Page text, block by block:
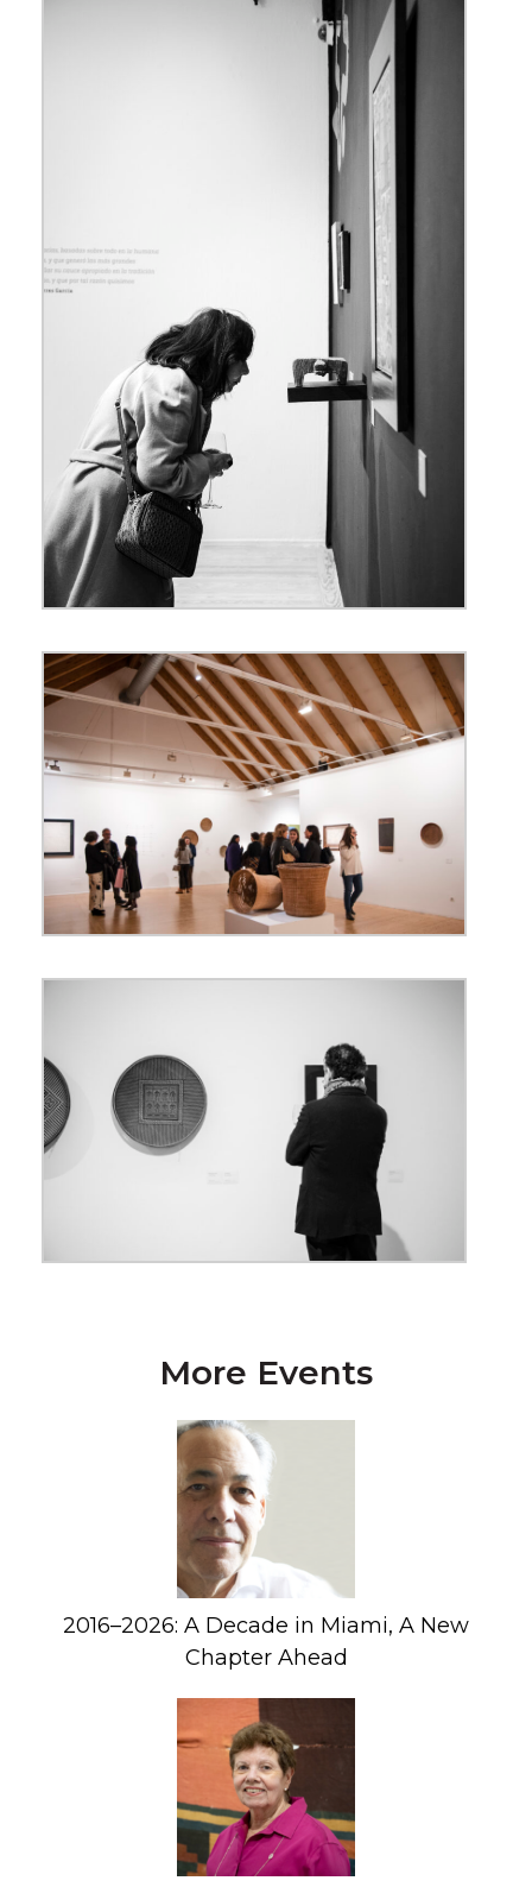
More Events
2016–2026: A Decade in Miami, A New
Chapter Ahead